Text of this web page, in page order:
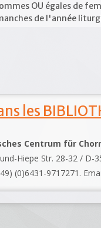
OU égales de
de l'année
les
Centrum für
Hiepe Str. 28-32 / D-
(0)6431-9717271.